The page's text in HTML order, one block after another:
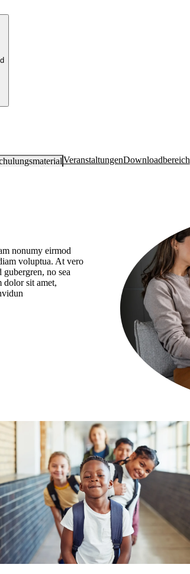
VeranstaltungenDownloadbereich
nonumy eirmod
voluptua. At vero
gubergren, no sea
dolor sit amet,